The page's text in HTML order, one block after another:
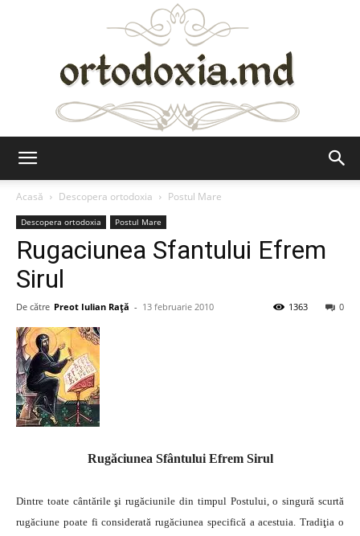
Acasă
Descopera ortodoxia Postul Mare
Descopera ortodoxia Postul Mare
Rugaciunea Sfantului Efrem
Sirul
De către Preot Iulian Raţă - 13 februarie 2010 0
1363
Rugăciunea Sfântului Efrem Sirul
Dintre toate cântările şi rugăciunile din timpul Postului, o singură scurtă
rugăciune poate fi considerată rugăciunea specifică a acestuia. Tradiţia o